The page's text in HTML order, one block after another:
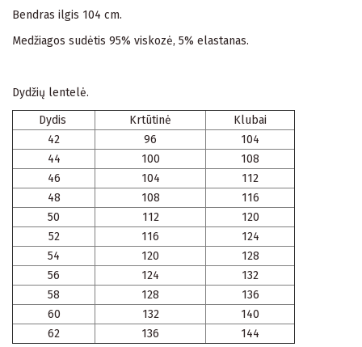
Bendras ilgis 104 cm.
Medžiagos sudėtis 95% viskozė, 5% elastanas.
Dydžių lentelė.
Dydis Krtūtinė
Klubai
42
96
104
44
100
108
46
104
112
48
108
116
50
112
120
52
116
124
54
120
128
56
124
132
58
128
136
60
132
140
62
136 144